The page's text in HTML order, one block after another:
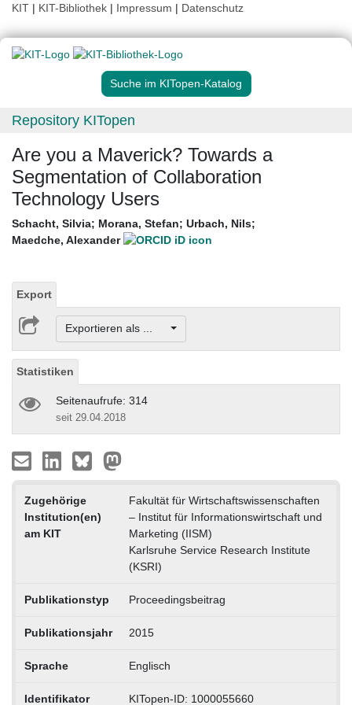
KIT | KIT-Bibliothek | Impressum | Datenschutz
Suche im KITopen-Katalog
Repository KITopen
Are you a Maverick? Towards a
Segmentation of Collaboration
Technology Users
Schacht, Silvia; Morana, Stefan; Urbach, Nils;
Maedche, Alexander
Export
Exportieren als ...
Statistiken
Seitenaufrufe: 314
seit 29.04.2018
Zugehörige
Institution(en)
am KIT
Fakultät für Wirtschaftswissenschaften
– Institut für Informationswirtschaft und
Marketing (IISM)
Karlsruhe Service Research Institute
(KSRI)
Publikationstyp Proceedingsbeitrag
Publikationsjahr 2015
Sprache Englisch
Identifikator KITopen-ID: 1000055660